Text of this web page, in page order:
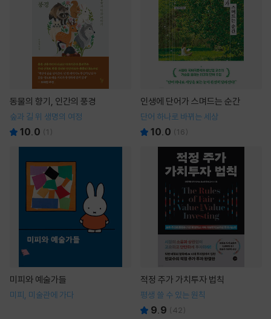
동물의 향기, 인간의 풍경
숲과 길 위 생명의 여정
10.0 (1 )
인생에 단어가 스며드는 순간
단어 하나로 바뀌는 세상
10.0 (16)
미피와 예술가들
미피, 미술관에 가다
적정 주가 가치투자 법칙
평생 쓸 수 있는 원칙
9.9 (42)